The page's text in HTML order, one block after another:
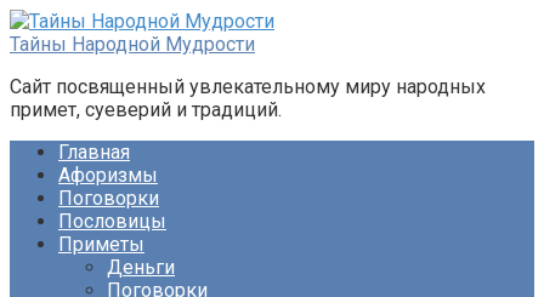
Перейти
к
Тайны Народной Мудрости
Сайт посвященный увлекательному миру народных
примет, суеверий и традиций.
Главная
Афоризмы
Поговорки
Пословицы
Приметы
Деньги
Поговорки